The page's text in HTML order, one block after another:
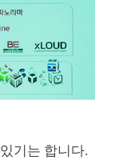
기는 합니다.